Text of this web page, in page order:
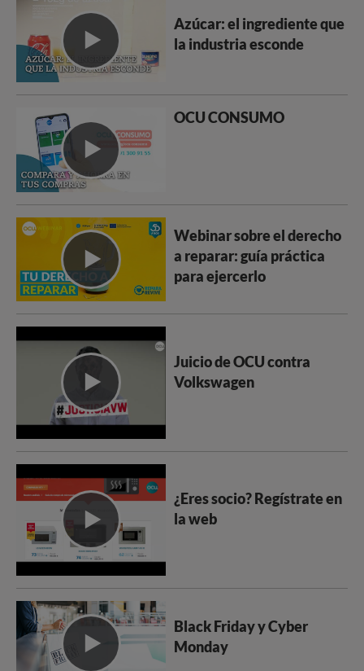
Azúcar: el ingrediente que
la industria esconde
OCU CONSUMO
Webinar sobre el derecho
a reparar: guía práctica
para ejercerlo
Juicio de OCU contra
Volkswagen
¿Eres socio? Regístrate en
la web
Black Friday y Cyber
Monday